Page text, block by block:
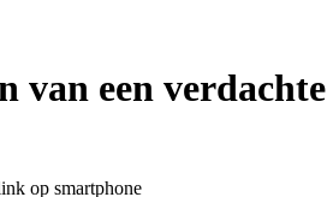
van een